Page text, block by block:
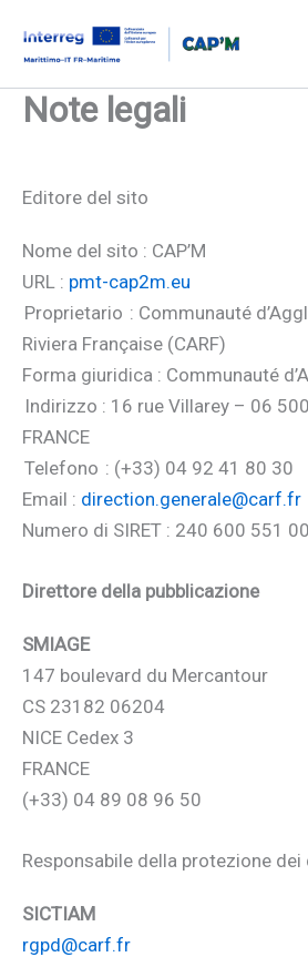
Note legali
Editore del sito
Nome del sito : CAP’M
URL : pmt-cap2m.eu
Proprietario : Communauté
Riviera Française (CARF)
Forma giuridica : Communauté
Indirizzo : 16 rue Villarey – 06
FRANCE
Telefono : (+33) 04 92 41 80 30
Email : direction.generale@carf.fr
Numero di SIRET : 240 600 551
Direttore della pubblicazione
SMIAGE
147 boulevard du Mercantour
CS 23182 06204
NICE Cedex 3
FRANCE
(+33) 04 89 08 96 50
Responsabile della protezione dei
SICTIAM
rgpd@carf.fr